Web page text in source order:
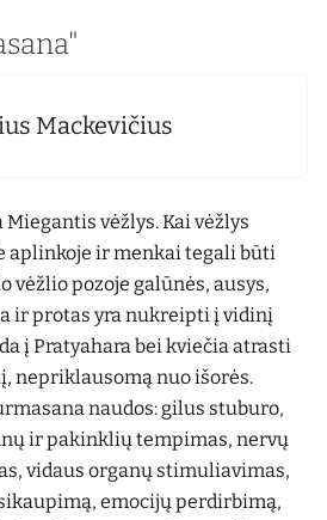
Mackevičius
vėžlys. Kai vėžlys
aplinkoje ir menkai tegali būti
vėžlio pozoje galūnės, ausys,
ir protas yra nukreipti į vidinį
į Pratyahara bei kviečia atrasti
nepriklausomą nuo išorės.
naudos: gilus stuburo,
ir pakinklių tempimas, nervų
vidaus organų stimuliavimas,
emocijų perdirbimą,